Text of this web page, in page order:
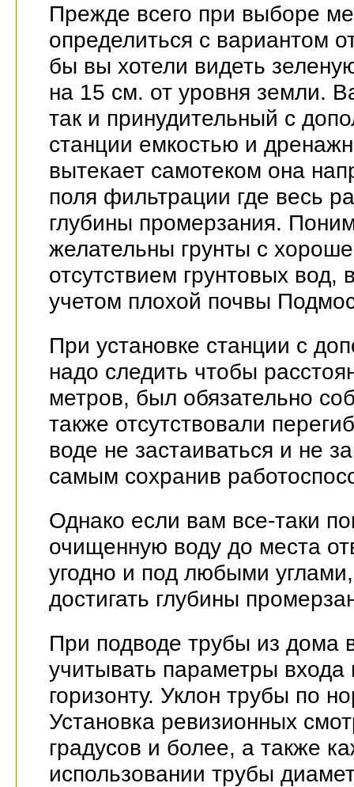
Прежде всего при выборе
определиться с вариантом
бы вы хотели видеть
на 15 см. от уровня земли.
так и принудительный с
станции емкостью и
вытекает самотеком она
поля фильтрации где весь
глубины промерзания.
желательны грунты с
отсутствием грунтовых
учетом плохой почвы
При установке станции с
надо следить чтобы
метров, был обязательно
также отсутствовали
воде не застаиваться и не
самым сохранив
Однако если вам все-таки
очищенную воду до места
угодно и под любыми
достигать глубины
При подводе трубы из дома
учитывать параметры
горизонту. Уклон трубы по
Установка ревизионных
градусов и более, а также
использовании трубы